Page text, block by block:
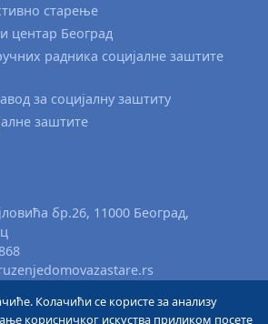
старење
центар Београд
радника социјалне заштите
за социјалну заштиту
заштите
бр.26, 11000 Београд,
Колачићи се користе за анализу
корисничког искуства приликом посете